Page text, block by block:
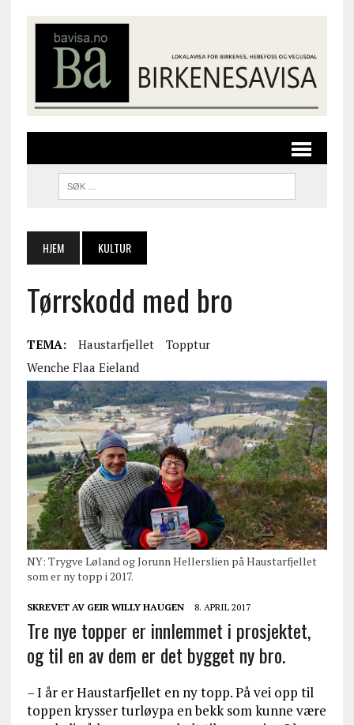
HJEM KULTUR
Tørrskodd med bro
TEMA: Haustarfjellet
Topptur
Wenche Flaa Eieland
NY: Trygve Løland og Jorunn Hellerslien på Haustarfjellet
som er ny topp i 2017.
SKREVET AV GEIR WILLY HAUGEN 8. APRIL 2017
Tre nye topper er innlemmet i prosjektet,
og til en av dem er det bygget ny bro.
– I år er Haustarfjellet en ny topp. På vei opp til
toppen krysser turløypa en bekk som kunne være